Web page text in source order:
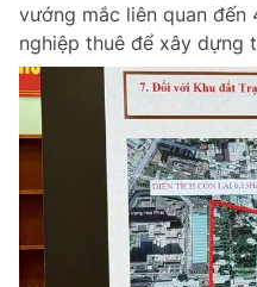
vướng mắc liên quan
nghiệp thuê để xây dựng